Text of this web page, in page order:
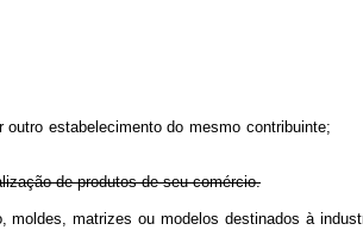
por outro estabelecimento do mesmo
de produtos de seu comércio.
moldes, matrizes ou modelos destinados à